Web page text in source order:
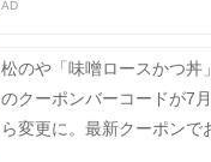
松のや「味噌ロースかつ丼
のクーポンバーコードが7
ら変更に。最新クーポンで